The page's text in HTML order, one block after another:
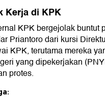
Kerja di KPK
KPK bergejolak buntut
Priantoro dari kursi
KPK, terutama mereka
yang dipekerjakan
protes.